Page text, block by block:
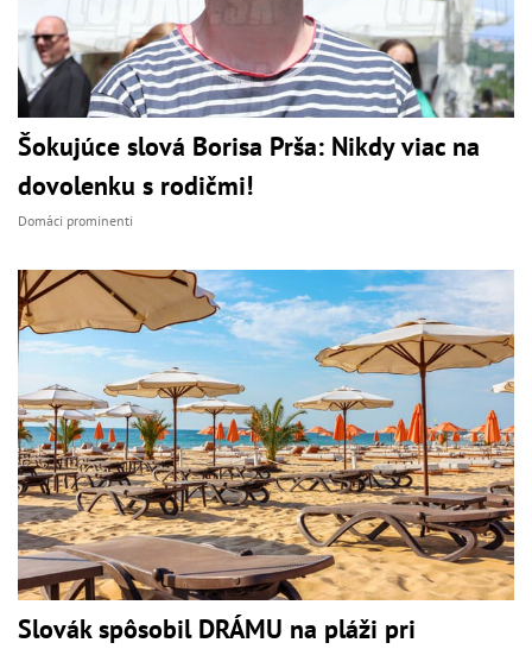
Šokujúce slová Borisa Prša: Nikdy viac na
dovolenku s rodičmi!
Domáci prominenti
Slovák spôsobil DRÁMU na pláži pri